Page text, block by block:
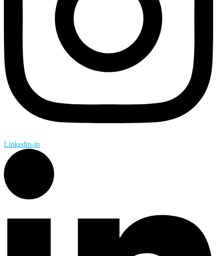
Linkedin-in